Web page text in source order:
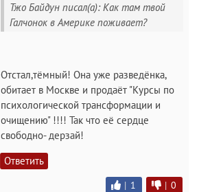
Тжо Байдун писал(а): Как там твой
Галчонок в Америке поживает?
Отстал,тёмный! Она уже разведёнка,
обитает в Москве и продаёт "Курсы по
психологической трансформации и
очищению" !!!! Так что её сердце
свободно- дерзай!
Ответить
| 1 | 0